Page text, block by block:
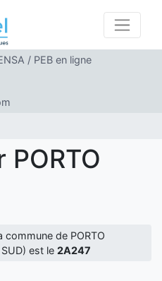
/ PEB en ligne
PORTO
commune de PORTO
est le 2A247